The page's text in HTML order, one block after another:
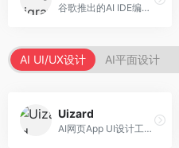
谷歌推出的AI IDE编程智能体，整合Google Cloud服务。面向谷歌生态开发者，提供智能编程辅助、云服务集成等功能。
AI UI/UX设计 AI平面设计
Uizard
AI网页App UI设计工具，专注于快速界面生成。面向产品经理和设计师，提供线框图转UI、界面生成、设计优化等服务，设计速度快。